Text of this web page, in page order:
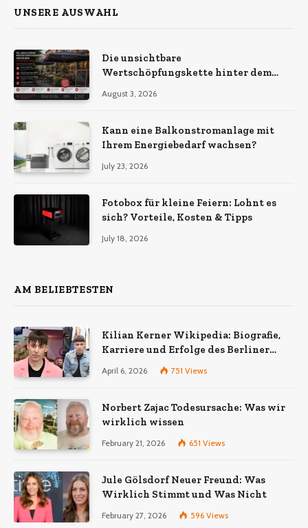
UNSERE AUSWAHL
Die unsichtbare
Wertschöpfungskette hinter dem
Ökonomie, EU-Fertigung und
wirklich bedeuten
August 3, 2026
Kann eine Balkonstromanlage mit
Ihrem Energiebedarf wachsen?
July 23, 2026
Fotobox für kleine Feiern: Lohnt es
sich? Vorteile, Kosten & Tipps
July 18, 2026
AM BELIEBTESTEN
Kilian Kerner Wikipedia: Biografie,
Karriere und Erfolge des Berliner
Modedesigners
April 6, 2026 751 Views
Norbert Zajac Todesursache: Was wir
wirklich wissen
February 21, 2026 651 Views
Jule Gölsdorf Neuer Freund: Was
Wirklich Stimmt und Was Nicht
February 27, 2026 596 Views